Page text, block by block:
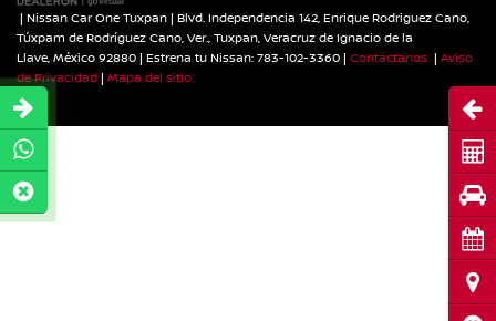
| Nissan Car One Tuxpan | Blvd. Independencia 142, Enrique Rodriguez Cano,
Túxpam de Rodríguez Cano, Ver., Tuxpan, Veracruz de Ignacio de la
Llave, México 92880 | Estrena tu Nissan: 783-102-3360 | Contáctanos | Aviso
de Privacidad | Mapa del sitio